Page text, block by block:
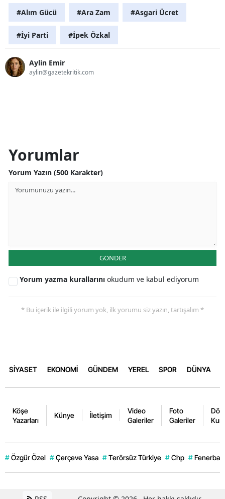
#Alım Gücü #Ara Zam #Asgari Ücret
#İyi Parti #İpek Özkal
Aylin Emir
aylin@gazetekritik.com
Yorumlar
Yorum Yazın (500 Karakter)
GÖNDER
Yorum yazma kurallarını okudum ve kabul ediyorum
* Bu içerik ile ilgili yorum yok, ilk yorumu siz yazın, tartışalım *
SİYASET EKONOMİ GÜNDEM YEREL SPOR DÜNYA
Köşe
Yazarları
Künye İletişim
Video
Galeriler
Foto
Galeriler
# Özgür Özel # Çerçeve Yasa # Terörsüz Türkiye # Chp #